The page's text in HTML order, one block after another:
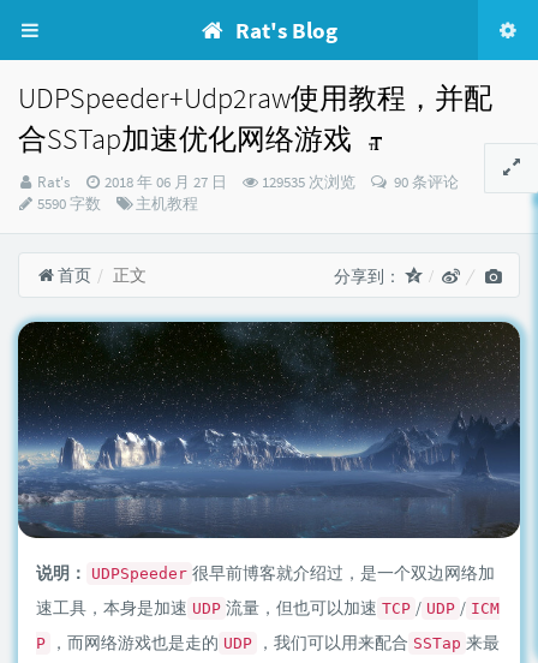
Rat's Blog
UDPSpeeder+Udp2raw使用教程，并配
合SSTap加速优化网络游戏
博
主：
Rat's
发
布
2018 年 06 月 27 日 129535 次浏览
90 条评论
5590 字数
分
主机教程
首页 正文 分享到：
说明： UDPSpeeder 很早前博客就介绍过，是一个双边网络加
速工具，本身是加速 UDP 流量，但也可以加速 TCP / UDP / ICM
P
，而网络游戏也是走的 UDP ，我们可以用来配合 SSTap 来最